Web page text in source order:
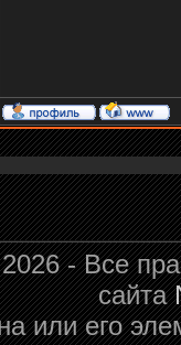
- Все
сайта
или его